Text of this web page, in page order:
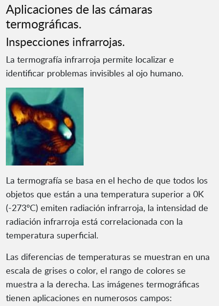
Aplicaciones de las cámaras
termográficas.
Inspecciones infrarrojas.
La termografía infrarroja permite localizar e
identificar problemas invisibles al ojo humano.
La termografía se basa en el hecho de que todos los
objetos que están a una temperatura superior a 0K
(-273ºC) emiten radiación infrarroja, la intensidad de
radiación infrarroja está correlacionada con la
temperatura superficial.
Las diferencias de temperaturas se muestran en una
escala de grises o color, el rango de colores se
muestra a la derecha. Las imágenes termográficas
tienen aplicaciones en numerosos campos: